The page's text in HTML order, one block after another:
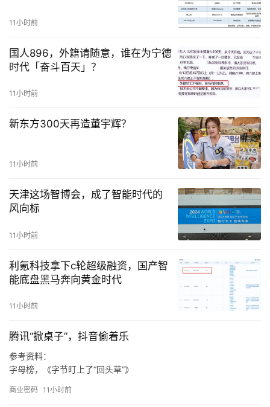
11小时前
国人896，外籍请随意，谁在为宁德
时代「奋斗百天」？
11小时前
新东方300天再造董宇辉？
11小时前
天津这场智博会，成了智能时代的
风向标
11小时前
利氪科技拿下c轮超级融资，国产智
能底盘黑马奔向黄金时代
11小时前
腾讯“掀桌子”，抖音偷着乐
参考资料：
字母榜，《字节盯上了“回头草”》
更新《dnf》手游》
商业密码 11小时前